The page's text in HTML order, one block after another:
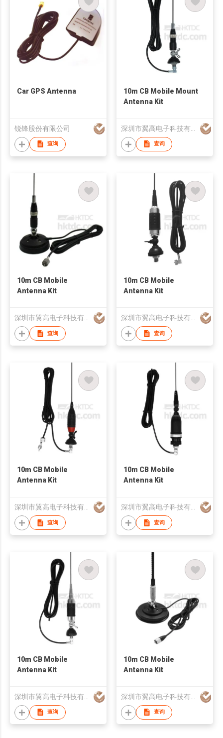
Car GPS Antenna
锐锋股份有限公司
查询
10m CB Mobile Mount
Antenna Kit
查询
10m CB Mobile
Antenna Kit
查询
10m CB Mobile
Antenna Kit
查询
10m CB Mobile
Antenna Kit
深圳市翼高电子科技有限公司
查询
10m CB Mobile
Antenna Kit
深圳市翼高电子科技有限公司
查询
10m CB Mobile
Antenna Kit
查询
10m CB Mobile
Antenna Kit
查询